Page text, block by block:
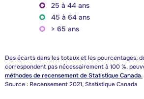
25 à 44 ans
45 à 64 ans
> 65 ans
Des écarts dans les totaux et les pourcentages,
correspondent pas nécessairement à 100 %,
méthodes de recensement de Statistique Canada.
Source : Recensement 2021, Statistique Canada